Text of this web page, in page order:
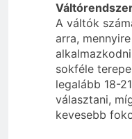
A váltók
arra,
sokféle
legalább 18-
választani,
kevesebb